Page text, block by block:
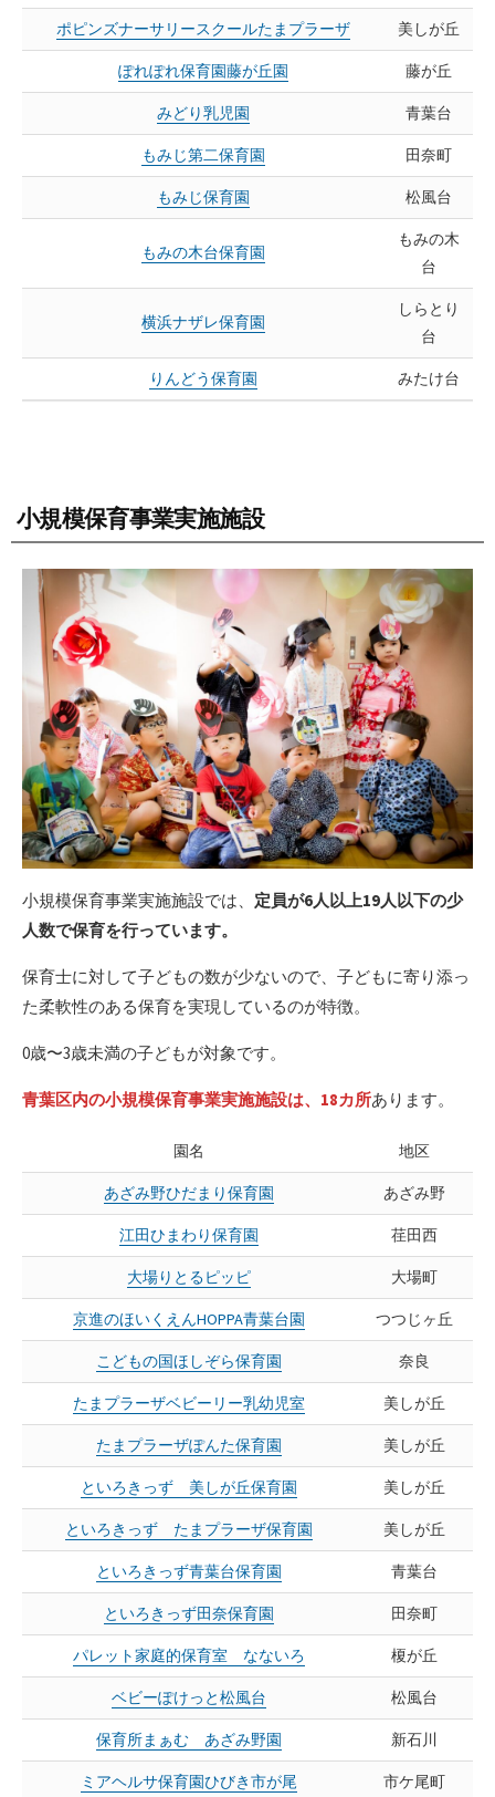
ポピンズナーサリースクールたまプラーザ 美しが丘
ぽれぽれ保育園藤が丘園 藤が丘
みどり乳児園 青葉台
もみじ第二保育園 田奈町
もみじ保育園 松風台
もみの木台保育園
もみの木
台
横浜ナザレ保育園
しらとり
台
りんどう保育園 みたけ台
小規模保育事業実施施設
小規模保育事業実施施設では、 定員が6人以上19人以下の少
人数で保育を行っています。
保育士に対して子どもの数が少ないので、子どもに寄り添っ
た柔軟性のある保育を実現しているのが特徴。
0歳〜3歳未満の子どもが対象です。
青葉区内の小規模保育事業実施施設は、18カ所あります。
園名 地区
あざみ野ひだまり保育園 あざみ野
江田ひまわり保育園 荏田西
大場りとるピッピ 大場町
京進のほいくえんHOPPA青葉台園 つつじヶ丘
こどもの国ほしぞら保育園 奈良
たまプラーザベビーリー乳幼児室 美しが丘
たまプラーザぽんた保育園 美しが丘
といろきっず 美しが丘保育園 美しが丘
といろきっず たまプラーザ保育園 美しが丘
といろきっず青葉台保育園 青葉台
といろきっず田奈保育園 田奈町
パレット家庭的保育室 なないろ 榎が丘
ベビーぽけっと松風台 松風台
保育所まぁむ あざみ野園 新石川
ミアヘルサ保育園ひびき市が尾 市ケ尾町